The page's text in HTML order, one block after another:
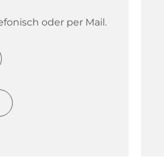
oder per Mail.